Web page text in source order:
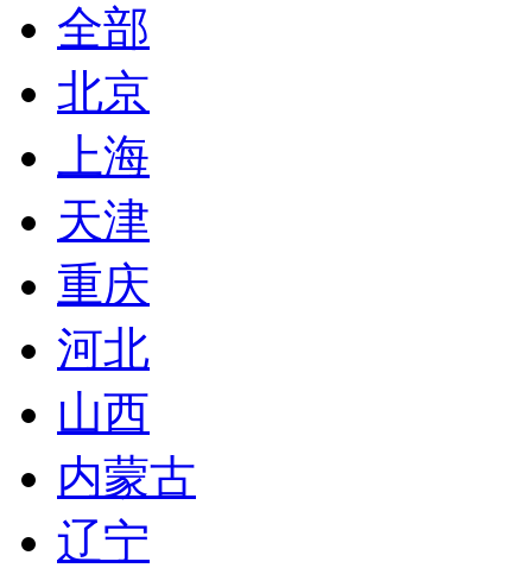
全部
北京
上海
天津
重庆
河北
山西
内蒙古
辽宁